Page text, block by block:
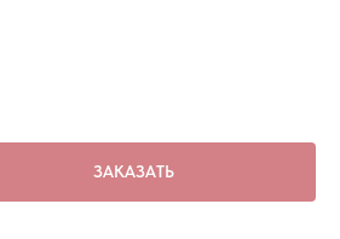
ЗАКАЗАТЬ